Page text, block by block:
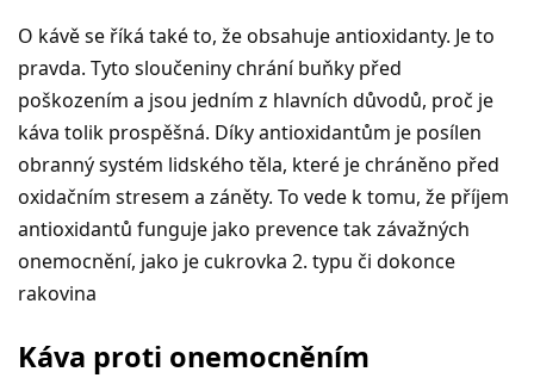
O kávě se říká také to, že obsahuje antioxidanty. Je to
pravda. Tyto sloučeniny chrání buňky před
poškozením a jsou jedním z hlavních důvodů, proč je
káva tolik prospěšná. Díky antioxidantům je posílen
obranný systém lidského těla, které je chráněno před
oxidačním stresem a záněty. To vede k tomu, že příjem
antioxidantů funguje jako prevence tak závažných
onemocnění, jako je cukrovka 2. typu či dokonce
rakovina
Káva proti onemocněním